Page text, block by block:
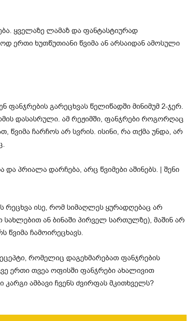
ყველაზე ლამაზ და ფანტასტიურად
ერთი ხუთწუთიანი წვიმა ან არსაიდან ამოსული
ფანჯრების გარეცხვას წელიწადში მინიმუმ 2-ჯერ.
დასასრული. ამ რეჟიმში, ფანჯრები როგორღაც
ჩარჩოს არ სვრის. ისინი, რა თქმა უნდა, არ
ისე, რომ სიმაღლეს ყურადღებაც არ
სახლებით ან ბინაში პირველ სართულზე), მაშინ არ
წვიმა ჩამოირეცხავს.
რომელიც დაგეხმარებათ ფანჯრების
ერთი თვეა ოფისში ფანჯრები ახალივით
ამბავი ჩვენს ძვირფას მკითხველს?